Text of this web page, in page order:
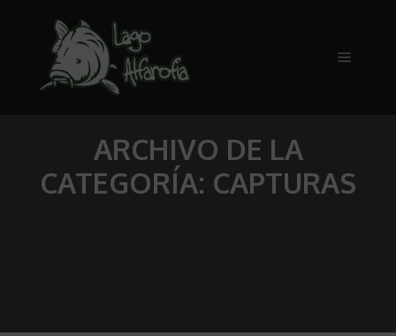
ARCHIVO DE LA
CATEGORÍA: CAPTURAS